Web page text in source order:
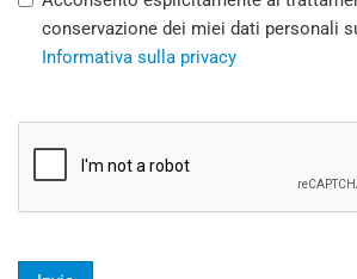
conservazione dei miei dati personali
Informativa sulla privacy